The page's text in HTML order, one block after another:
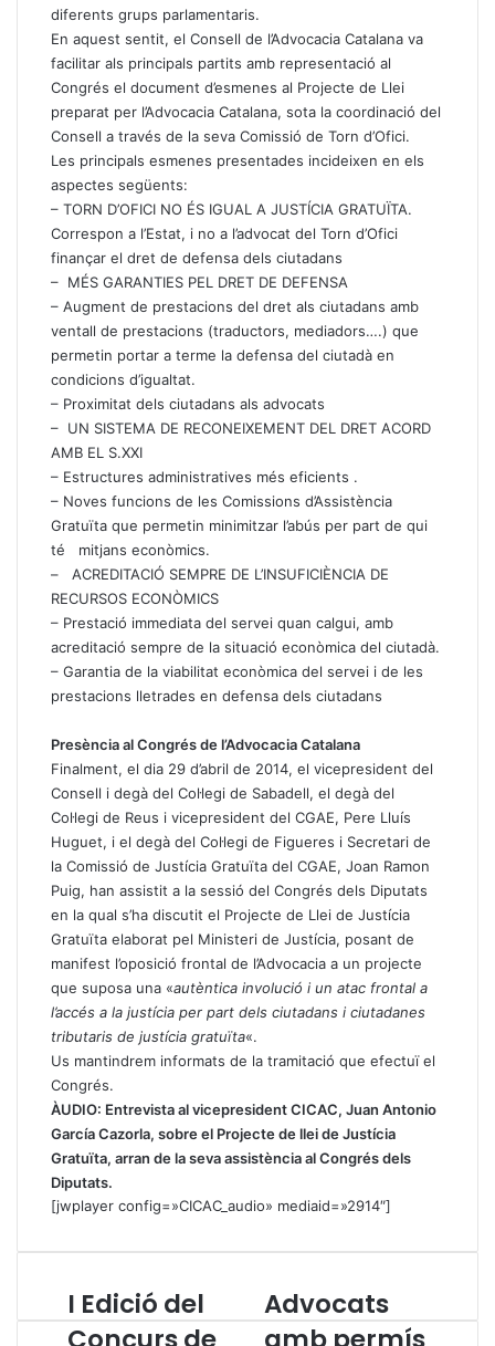
diferents grups parlamentaris.
En aquest sentit, el Consell de l’Advocacia Catalana va
facilitar als principals partits amb representació al
Congrés el document d’esmenes al Projecte de Llei
preparat per l’Advocacia Catalana, sota la coordinació del
Consell a través de la seva Comissió de Torn d’Ofici.
Les principals esmenes presentades incideixen en els
aspectes següents:
– TORN D’OFICI NO ÉS IGUAL A JUSTÍCIA GRATUÏTA.
Correspon a l’Estat, i no a l’advocat del Torn d’Ofici
finançar el dret de defensa dels ciutadans
– MÉS GARANTIES PEL DRET DE DEFENSA
– Augment de prestacions del dret als ciutadans amb
ventall de prestacions (traductors, mediadors….) que
permetin portar a terme la defensa del ciutadà en
condicions d’igualtat.
– Proximitat dels ciutadans als advocats
– UN SISTEMA DE RECONEIXEMENT DEL DRET ACORD
AMB EL S.XXI
– Estructures administratives més eficients .
– Noves funcions de les Comissions d’Assistència
Gratuïta que permetin minimitzar l’abús per part de qui
té mitjans econòmics.
– ACREDITACIÓ SEMPRE DE L’INSUFICIÈNCIA DE
RECURSOS ECONÒMICS
– Prestació immediata del servei quan calgui, amb
acreditació sempre de la situació econòmica del ciutadà.
– Garantia de la viabilitat econòmica del servei i de les
prestacions lletrades en defensa dels ciutadans
Presència al Congrés de l’Advocacia Catalana
Finalment, el dia 29 d’abril de 2014, el vicepresident del
Consell i degà del Col·legi de Sabadell, el degà del
Col·legi de Reus i vicepresident del CGAE, Pere Lluís
Huguet, i el degà del Col·legi de Figueres i Secretari de
la Comissió de Justícia Gratuïta del CGAE, Joan Ramon
Puig, han assistit a la sessió del Congrés dels Diputats
en la qual s’ha discutit el Projecte de Llei de Justícia
Gratuïta elaborat pel Ministeri de Justícia, posant de
manifest l’oposició frontal de l’Advocacia a un projecte
que suposa una «autèntica involució i un atac frontal a
l’accés a la justícia per part dels ciutadans i ciutadanes
tributaris de justícia gratuïta«.
Us mantindrem informats de la tramitació que efectuï el
Congrés.
ÀUDIO: Entrevista al vicepresident CICAC, Juan Antonio
García Cazorla, sobre el Projecte de llei de Justícia
Gratuïta, arran de la seva assistència al Congrés dels
Diputats.
[jwplayer config=»CICAC_audio» mediaid=»2914″]
I
EI Edició del
A
d
Advocats